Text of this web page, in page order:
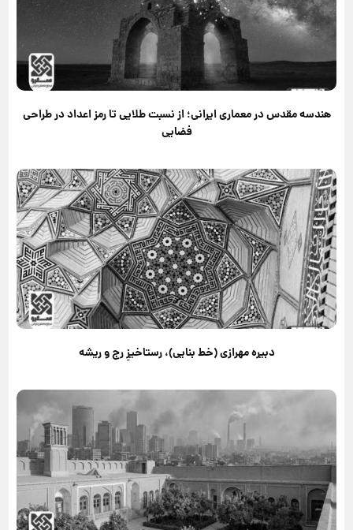
هندسه مقدس در معماری ایرانی؛ از نسبت طلایی تا رمز اعداد در طراحی
فضایی
دبیره مهرازی (خط بنایی)، رستاخیزِ رج و ریشه